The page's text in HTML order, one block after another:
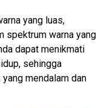
yang luas,
spektrum warna yang
dapat menikmati
sehingga
mendalam dan